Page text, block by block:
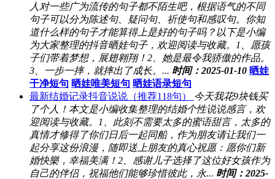
人对一些广为流传的句子都不陌生吧，根据语气的不同
句子可以分为陈述句、疑问句、祈使句和感叹句。你知
道什么样的句子才能算得上是好的句子吗？以下是小编
为大家整理的抖音晒娃句子，欢迎阅读与收藏。1、愿孩
子们带着梦想，展翅翱翔！2、她是最令我骄傲的作品。
3、一步一摔，就摔出了成长。... 时间：2025-01-10 晒娃
干净短句 晒娃唯美短句 晒娃语录短句
最新结婚记录抖音说说（推荐118句）
今天我花9块钱买
了个人！本文是小编收集整理的结婚个性说说感言，欢
迎阅读与收藏。1、此刻不需要太多的蜜语甜言，太多的
真情才修得了你们日后一起同船，作为朋友请让我们一
起分享这份浪漫，随即送上朋友的真心祝愿：愿你们新
婚快樂，幸福美满！2、感谢儿子选择了这位好女孩作为
自己的伴侣，祝福他们能够珍惜彼此，永... 时间：2025-